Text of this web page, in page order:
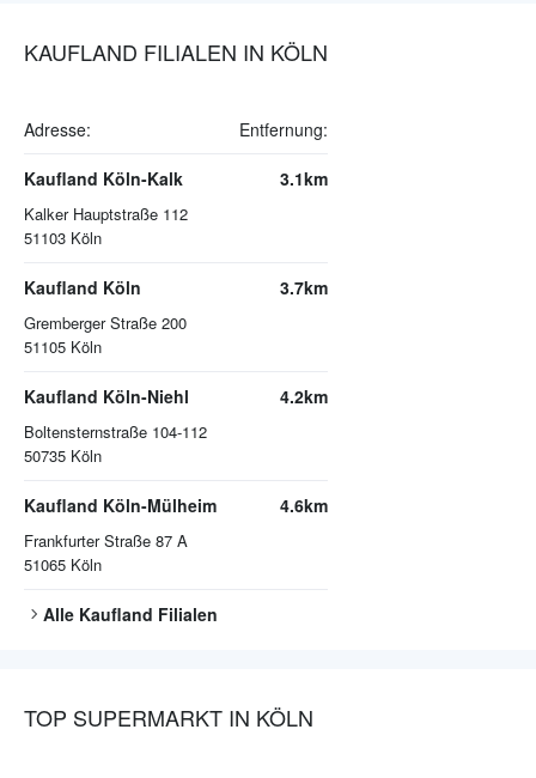
KAUFLAND FILIALEN IN KÖLN
Adresse: Entfernung:
Kaufland Köln-Kalk
Kalker Hauptstraße 112
51103 Köln
3.1km
Kaufland Köln
Gremberger Straße 200
51105 Köln
3.7km
Kaufland Köln-Niehl
Boltensternstraße 104-112
50735 Köln
4.2km
Kaufland Köln-Mülheim
Frankfurter Straße 87 A
51065 Köln
4.6km
Alle Kaufland Filialen
TOP SUPERMARKT IN KÖLN